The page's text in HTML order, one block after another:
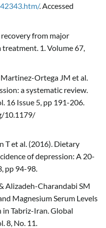
. Accessed
recovery from major
1. Volume 67,
Ortega JM et al.
a systematic review.
16 Issue 5, pp 191-206.
10.1179/
T et al. (2016). Dietary
of depression: A 20-
pp 94-98.
Alizadeh-Charandabi SM
Magnesium Serum Levels
Tabriz-Iran. Global
8, No. 11.